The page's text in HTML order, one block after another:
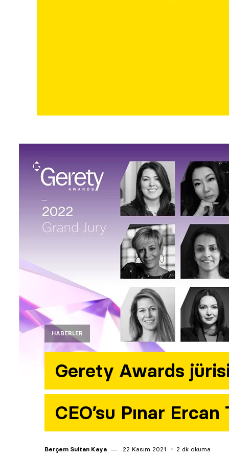
HABERLER
Gerety Awards
CEO’su Pınar
Berçem Sultan Kaya 22 Kasım 2021 2 dk okuma